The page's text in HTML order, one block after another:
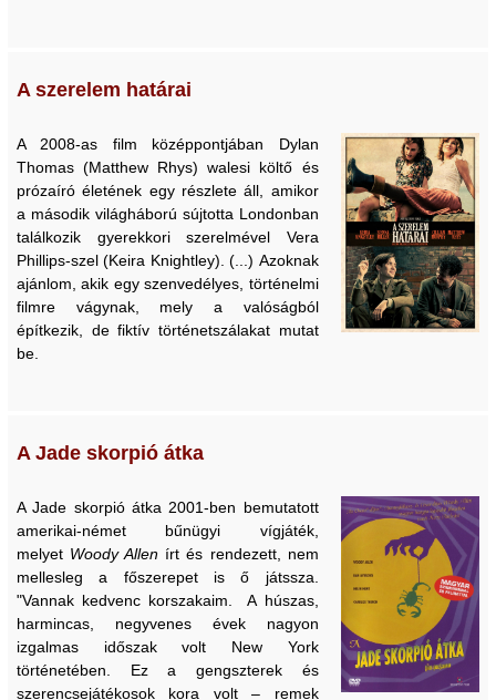
A szerelem határai
A 2008-as film középpontjában Dylan
Thomas (Matthew Rhys) walesi költő és
prózaíró életének egy részlete áll, amikor
a második világháború sújtotta Londonban
találkozik gyerekkori szerelmével Vera
Phillips-szel (Keira Knightley). (...) Azoknak
ajánlom, akik egy szenvedélyes, történelmi
filmre vágynak, mely a valóságból
építkezik, de fiktív történetszálakat mutat
be.
A Jade skorpió átka
A Jade skorpió átka 2001-ben bemutatott
amerikai-német bűnügyi vígjáték,
melyet Woody Allen írt és rendezett, nem
mellesleg a főszerepet is ő játssza.
"Vannak kedvenc korszakaim. A húszas,
harmincas, negyvenes évek nagyon
izgalmas időszak volt New York
történetében. Ez a gengszterek és
szerencsejátékosok kora volt – remek